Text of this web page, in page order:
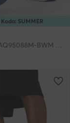
SUMMER
EO-NET AQ95088M-BWM · Čevlji za košarko